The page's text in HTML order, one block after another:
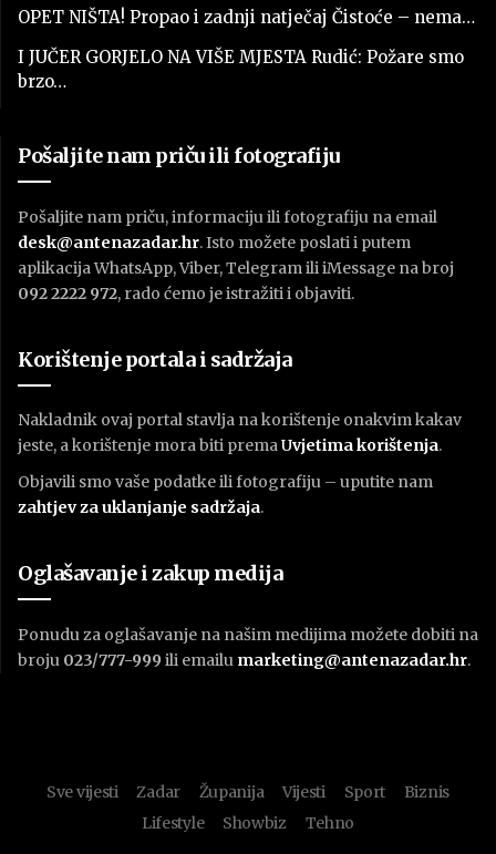
OPET NIŠTA! Propao i zadnji natječaj Čistoće – nema…
I JUČER GORJELO NA VIŠE MJESTA Rudić: Požare smo
brzo…
Pošaljite nam priču ili fotografiju
Pošaljite nam priču, informaciju ili fotografiju na email
desk@antenazadar.hr. Isto možete poslati i putem
aplikacija WhatsApp, Viber, Telegram ili iMessage na broj
092 2222 972, rado ćemo je istražiti i objaviti.
Korištenje portala i sadržaja
Nakladnik ovaj portal stavlja na korištenje onakvim kakav
jeste, a korištenje mora biti premaUvjetima korištenja.
Objavili smo vaše podatke ili fotografiju – uputite nam
zahtjev za uklanjanje sadržaja.
Oglašavanje i zakup medija
Ponudu za oglašavanje na našim medijima možete dobiti na
broju 023/777-999 ili emailu marketing@antenazadar.hr.
Sve vijesti Zadar Županija Vijesti Sport
Biznis
Lifestyle
Showbiz Tehno